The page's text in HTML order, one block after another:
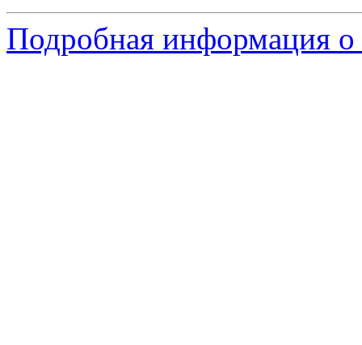
Подробная информация